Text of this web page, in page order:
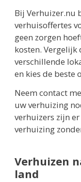
Bij Verhuizer.nu
verhuisoffertes
geen zorgen
kosten. Vergelijk
verschillende
en kies de beste
Neem contact
uw verhuizing
verhuizers zijn
verhuizing
Verhuizen
land